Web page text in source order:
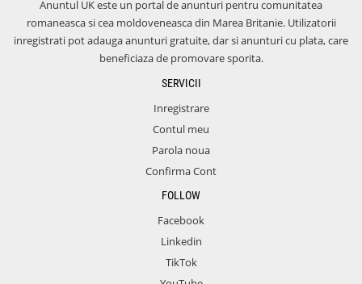
Anuntul UK este un portal de anunturi pentru comunitatea
romaneasca si cea moldoveneasca din Marea Britanie. Utilizatorii
inregistrati pot adauga anunturi gratuite, dar si anunturi cu plata, care
beneficiaza de promovare sporita.
SERVICII
Inregistrare
Contul meu
Parola noua
Confirma Cont
FOLLOW
Facebook
Linkedin
TikTok